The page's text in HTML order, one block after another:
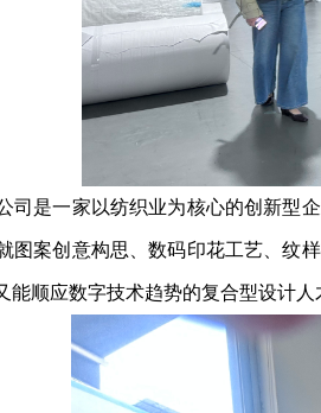
是一家以纺织业为核心的创新型企
图案创意构思、数码印花工艺、纹
能顺应数字技术趋势的复合型设计人